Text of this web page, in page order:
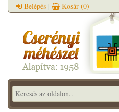
Belépés | Kosár (0)